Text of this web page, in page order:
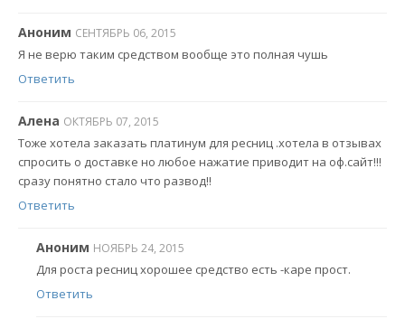
Аноним СЕНТЯБРЬ 06, 2015
Я не верю таким средством вообще это полная чушь
Ответить
Алена ОКТЯБРЬ 07, 2015
Тоже хотела заказать платинум для ресниц .хотела в отзывах
спросить о доставке но любое нажатие приводит на оф.сайт!!!
сразу понятно стало что развод!!
Ответить
Аноним НОЯБРЬ 24, 2015
Для роста ресниц хорошее средство есть -каре прост.
Ответить